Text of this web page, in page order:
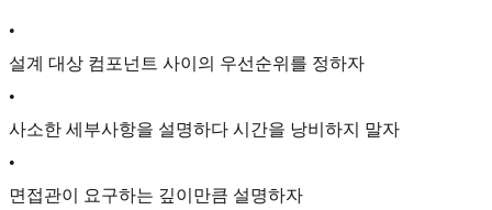
•
설계 대상 컴포넌트 사이의 우선순위를 정하자
•
사소한 세부사항을 설명하다 시간을 낭비하지 말자
•
면접관이 요구하는 깊이만큼 설명하자